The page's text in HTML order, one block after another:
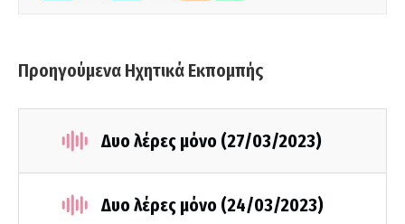
Προηγούμενα Ηχητικά Εκπομπής
Δυο λέρες μόνο (27/03/2023)
Δυο λέρες μόνο (24/03/2023)